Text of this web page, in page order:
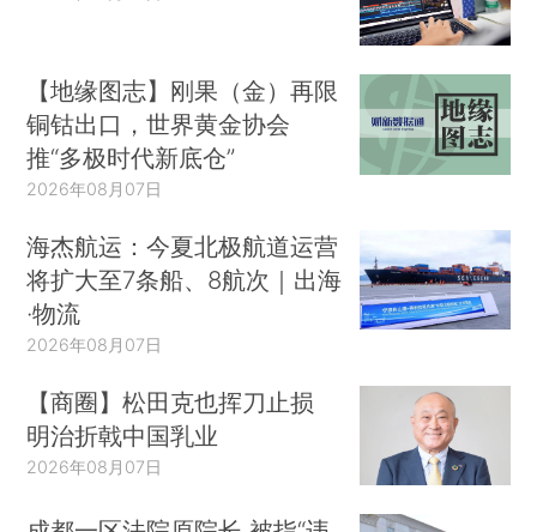
【地缘图志】刚果（金）再限
铜钴出口，世界黄金协会
推“多极时代新底仓”
2026年08月07日
海杰航运：今夏北极航道运营
将扩大至7条船、8航次｜出海
·物流
2026年08月07日
【商圈】松田克也挥刀止损
明治折戟中国乳业
2026年08月07日